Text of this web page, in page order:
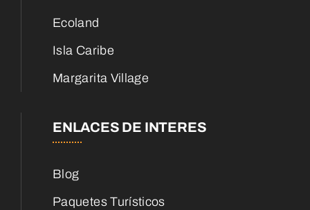
Ecoland
Isla Caribe
Margarita Village
ENLACES DE INTERES
Blog
Paquetes Turísticos